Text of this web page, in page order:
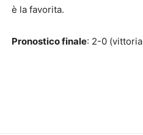
è la favorita.
Pronostico finale: 2-0